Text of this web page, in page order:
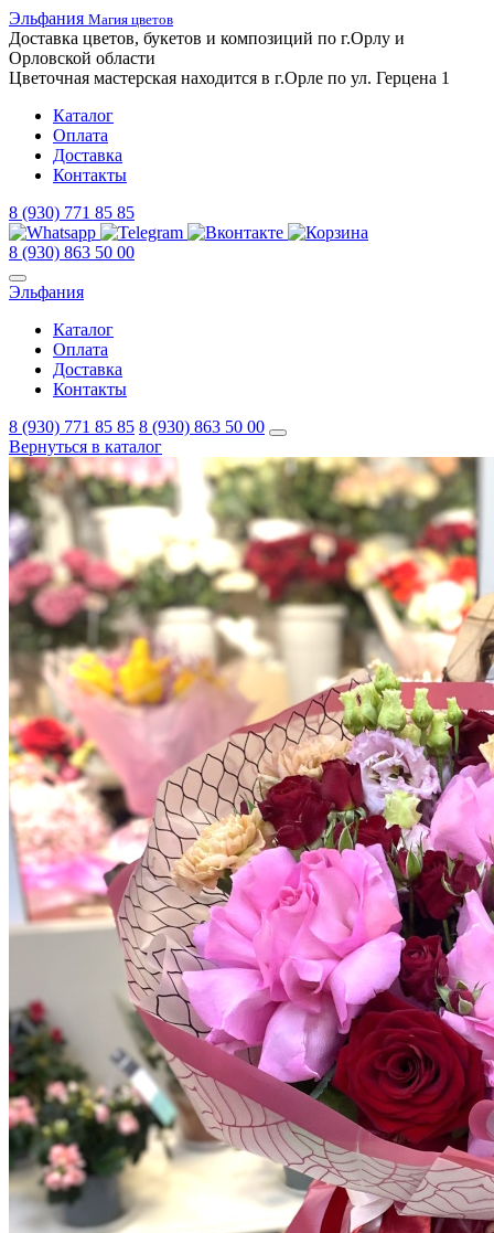
Эльфания Магия цветов
Доставка цветов, букетов и композиций по г.Орлу и
Орловской области
Цветочная мастерская находится в г.Орле по ул. Герцена 1
Каталог
Оплата
Доставка
Контакты
8 (930) 771 85 85
8 (930) 863 50 00
Эльфания
Каталог
Оплата
Доставка
Контакты
8 (930) 771 85 85 8 (930) 863 50 00
Вернуться в каталог